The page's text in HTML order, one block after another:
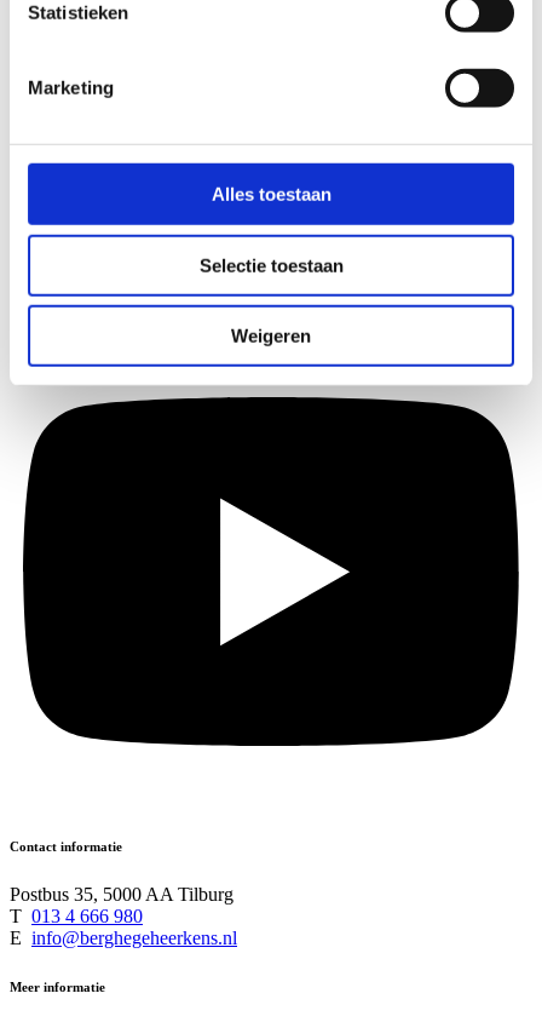
Statistieken
Marketing
Alles toestaan
Selectie toestaan
Weigeren
Contact informatie
Postbus 35, 5000 AA Tilburg
T 013 4 666 980
E info@berghegeheerkens.nl
Meer informatie